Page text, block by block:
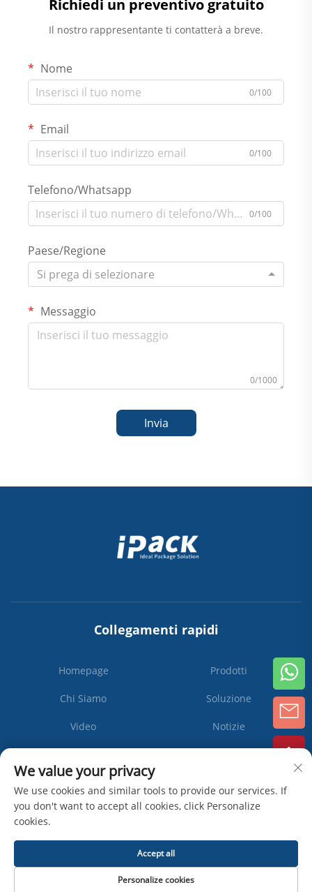
Richiedi un preventivo gratuito
Il nostro rappresentante ti contatterà a breve.
Nome
0/100
Email
0/100
Telefono/Whatsapp
0/100
Paese/Regione
Si prega di selezionare
Messaggio
0/1000
Invia
Collegamenti rapidi
Homepage Prodotti
Chi Siamo Soluzione
Video Notizie
Diritti d'autore © Zhangjiagang Ipack Machine Co., Ltd -
Informativa sulla
privacy
We value your privacy
We use cookies and similar tools to provide our services. If
you don't want to accept all cookies, click Personalize
cookies.
Personalize cookies
Accept all